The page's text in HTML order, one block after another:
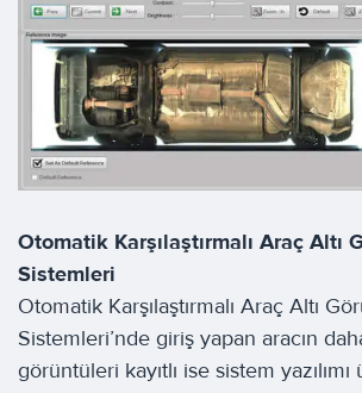
Otomatik Karşılaştırmalı Araç Altı
Sistemleri
Otomatik Karşılaştırmalı Araç Altı
Sistemleri’nde giriş yapan aracın
görüntüleri kayıtlı ise sistem